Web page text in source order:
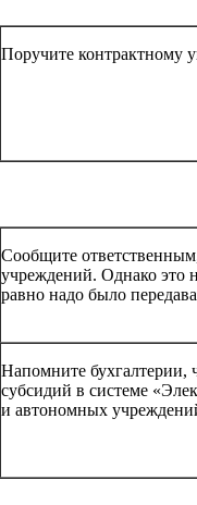
Поручите контрактному
Сообщите
учреждений. Однако это
равно надо было
Напомните бухгалтерии,
субсидий в системе
и автономных